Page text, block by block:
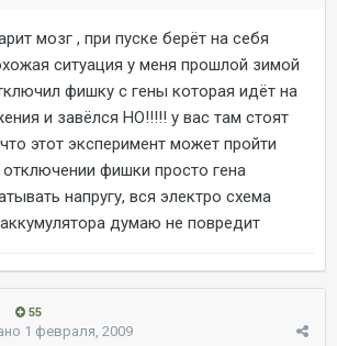
мозг , при пуске берёт на себя
ситуация у меня прошлой зимой
фишку с гены которая идёт на
и завёлся НО!!!!! у вас там стоят
этот эксперимент может пройти
фишки просто гена
напругу, вся электро схема
аккумулятора думаю не повредит
55
1 февраля, 2009